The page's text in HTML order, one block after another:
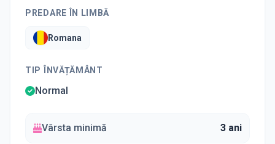
PREDARE ÎN LIMBĂ
Romana
TIP ÎNVĂȚĂMÂNT
Normal
Vârsta minimă 3 ani